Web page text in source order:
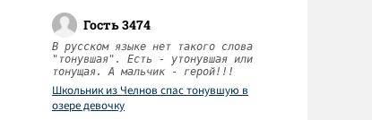
Гость 3474
В русском языке нет такого слова
"тонувшая". Есть - утонувшая или
тонущая. А мальчик - герой!!!
Школьник из Челнов спас тонувшую в
озере девочку